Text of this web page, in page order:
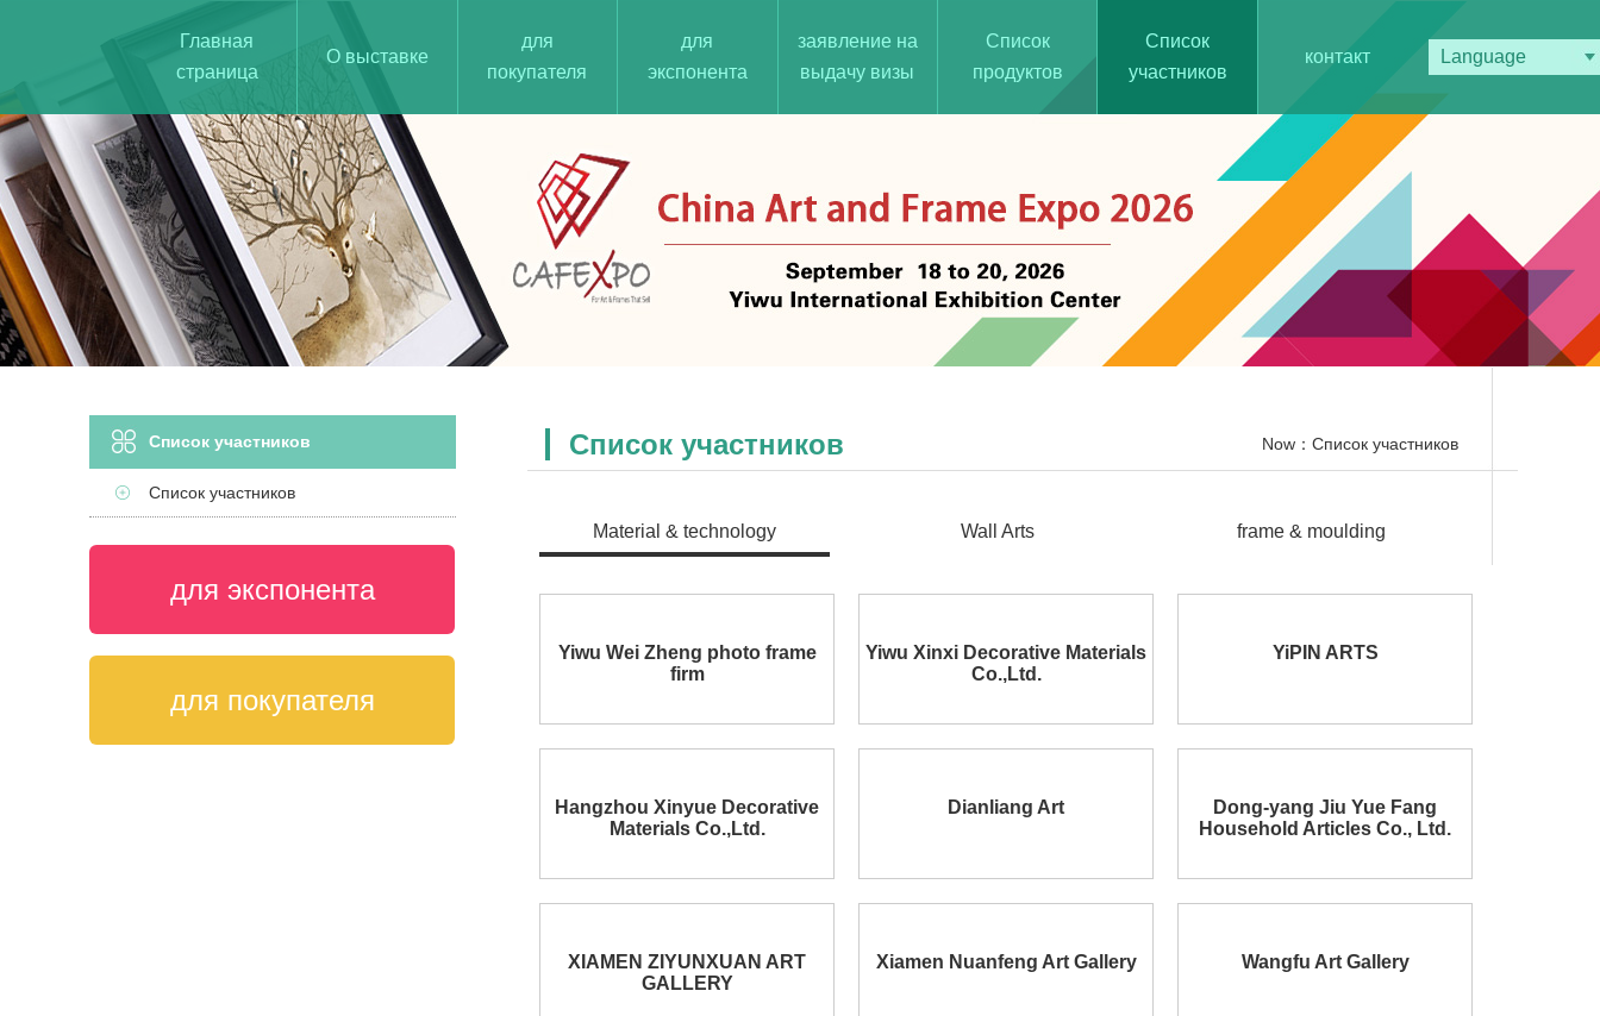
Главная
страница
О выставке
для
покупателя
для
экспонента
заявление на
выдачу визы
Список
продуктов
Список
участников
контакт Language
Список участников
Список участников
для экспонента
для покупателя
Список участников Now：Список участников
Material & technology Wall Arts frame & moulding
Yiwu Wei Zheng photo frame
firm
Yiwu Xinxi Decorative Materials
Co.,Ltd.
YiPIN ARTS
Hangzhou Xinyue Decorative
Materials Co.,Ltd.
Dianliang Art
Dong-yang Jiu Yue Fang
Household Articles Co., Ltd.
XIAMEN ZIYUNXUAN ART
GALLERY
Xiamen Nuanfeng Art Gallery Wangfu Art Gallery